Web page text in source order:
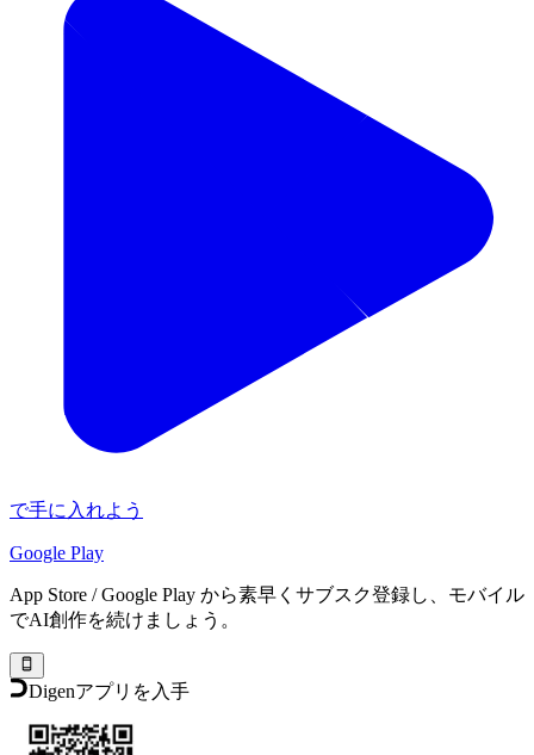
で手に入れよう
Google Play
App Store / Google Play から素早くサブスク登録し、モバイル
でAI創作を続けましょう。
Digenアプリを入手